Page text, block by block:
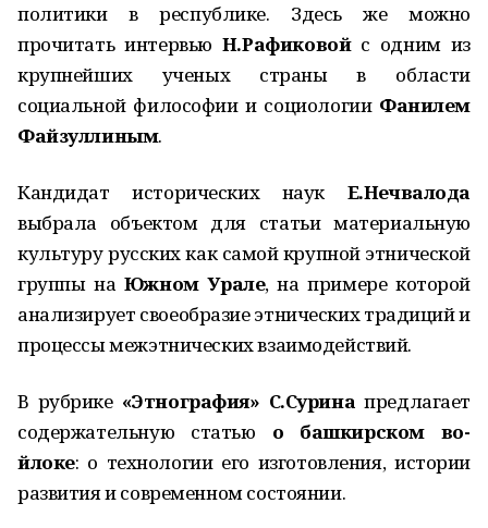
политики в республике. Здесь же можно
прочитать интервью Н.Рафиковойс одним из
крупнейших ученых страны в области
социальной философии и социологии Фанилем
Файзуллиным.
Кандидат исторических наук Е.Нечвалода
выбрала объектом для статьи материальную
культуру русских как самой крупной этнической
группы на Южном Урале, на примере которой
анализирует своеобразие этнических традиций и
процессы межэтнических взаимодействий.
В рубрике«Этнография» С.Сурина предла­гает
содержательную статью о башкирском во­
йлоке: о технологии его изготовления, истории
развития и современном состоянии.